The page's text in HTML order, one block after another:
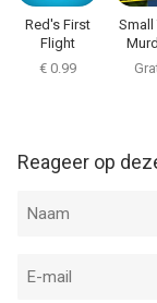
Red's First
Flight
€ 0.99
Small
Reageer op